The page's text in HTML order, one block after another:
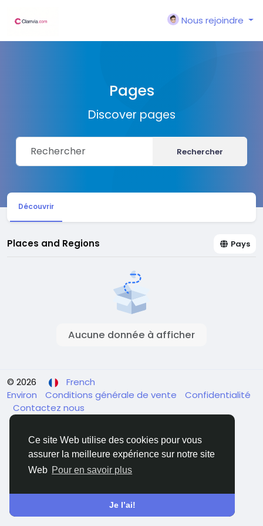
Ce site Web utilise des cookies pour vous
assurer la meilleure expérience sur notre site
Web Pour en savoir plus
Je l’ai!
Nous rejoindre
Pages
Discover pages
Rechercher
Découvrir
Places and Regions Pays
Aucune donnée à afficher
© 2026
French
Environ
Conditions générale de vente
Confidentialité
Contactez nous